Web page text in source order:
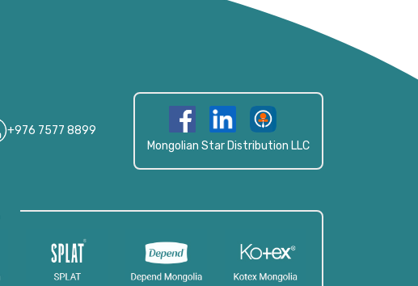
+976 7577 8899
Mongolian Star Distribution LLC